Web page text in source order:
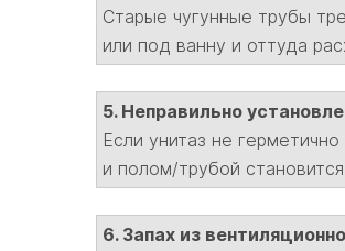
Старые чугунные трубы
или под ванну и оттуда
5. Неправильно
Если унитаз не
и полом/трубой
6. Запах из